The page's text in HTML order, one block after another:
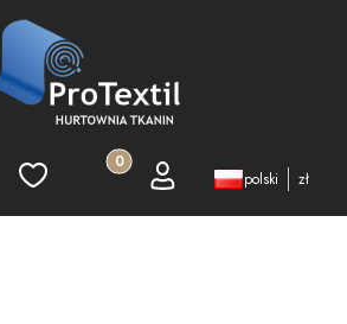
Ulubione Produkty w koszyku: 0. Zobacz
Koszyk Zaloguj się polski zł